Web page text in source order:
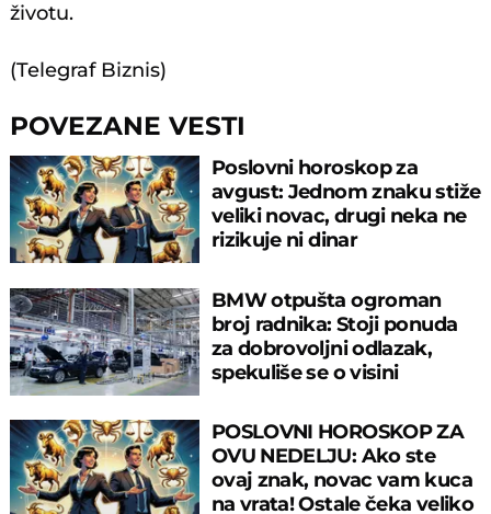
životu.
(Telegraf Biznis)
POVEZANE VESTI
Poslovni horoskop za
avgust: Jednom znaku stiže
veliki novac, drugi neka ne
rizikuje ni dinar
BMW otpušta ogroman
broj radnika: Stoji ponuda
za dobrovoljni odlazak,
spekuliše se o visini
POSLOVNI HOROSKOP ZA
OVU NEDELJU: Ako ste
ovaj znak, novac vam kuca
na vrata! Ostale čeka veliko